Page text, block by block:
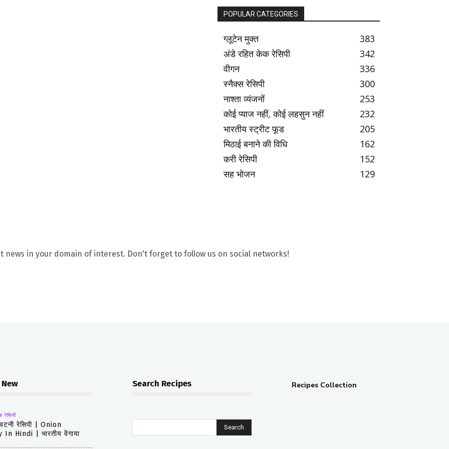
POPULAR CATEGORIES
ग्लूटेन मुक्त
383
अंडे रहित केक रेसिपी
342
वीगन
336
स्नैक्स रेसिपी
300
नाश्ता व्यंजनों
253
कोई प्याज नहीं, कोई लहसुन नहीं
232
भारतीय स्ट्रीट फूड
205
मिठाई बनाने की विधि
162
करी रेसिपी
152
सह भोजन
129
in your domain of interest. Don't forget to follow us on social networks!
रेसिपी
रेसिपी | Onion
In Hindi | भारतीय वेंगाया
Search Recipes
Search
Recipes Collection